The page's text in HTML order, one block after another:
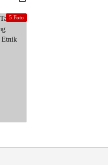
5 Foto